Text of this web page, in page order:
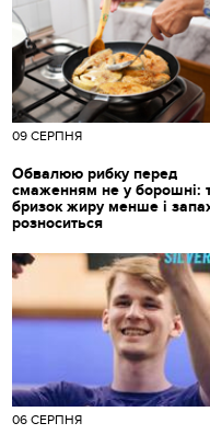
09 СЕРПНЯ
Обвалюю рибку перед
смаженням не у борошні:
бризок жиру менше і
розноситься
06 СЕРПНЯ